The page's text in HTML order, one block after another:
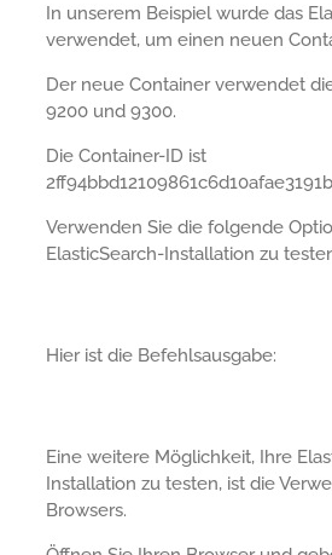
In unserem Beispiel wurde das
verwendet, um einen neuen
Der neue Container verwendet
9200 und 9300.
Die Container-ID ist
Verwenden Sie die folgende
ElasticSearch-Installation zu
Hier ist die Befehlsausgabe:
Eine weitere Möglichkeit, Ihre
Installation zu testen, ist die
Browsers.